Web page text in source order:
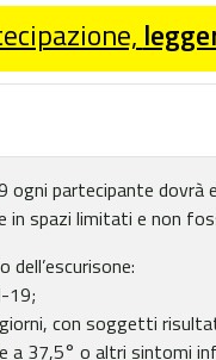
ogni partecipante
in spazi limitati e non
19;
con soggetti
a 37,5° o altri sintomi